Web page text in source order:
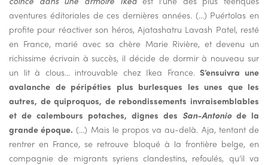
aventures éditoriales de ces dernières années. (…) Puértolas en
profite pour réactiver son héros, Ajatashatru Lavash Patel, resté
en France, marié avec sa chère Marie Rivière, et devenu un
richissime écrivain à succès, il décide de dormir à nouveau sur
un lit à clous… introuvable chez Ikea France.S’ensuivra une
avalanche de péripéties plus burlesques les unes que les
autres, de quiproquos, de rebondissements invraisemblables
et de calembours potaches, dignes des San-Antoniode la
grande époque. (…) Mais le propos va au-delà. Aja, tentant de
rentrer en France, se retrouve bloqué à la frontière belge, en
compagnie de migrants syriens clandestins, refoulés, qu’il va